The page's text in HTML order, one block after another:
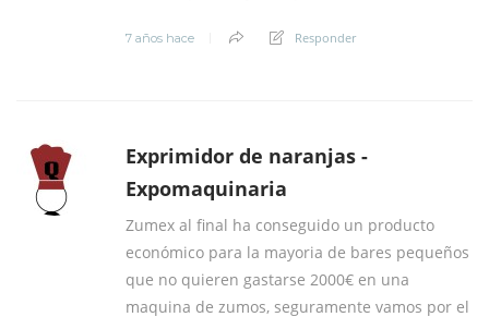
7 años hace Responder
Exprimidor de naranjas -
Expomaquinaria
Zumex al final ha conseguido un producto
económico para la mayoria de bares pequeños
que no quieren gastarse 2000€ en una
maquina de zumos, seguramente vamos por el